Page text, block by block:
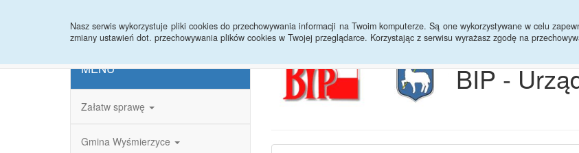
Nasz serwis wykorzystuje pliki cookies do przechowywania informacji na Twoim komputerze. Są one wykorzystywane w celu
zmiany ustawień dot. przechowywania plików cookies w Twojej przeglądarce. Korzystając z serwisu wyrażasz zgodę na
MENU
Załatw sprawę
Gmina Wyśmierzyce
BIP -